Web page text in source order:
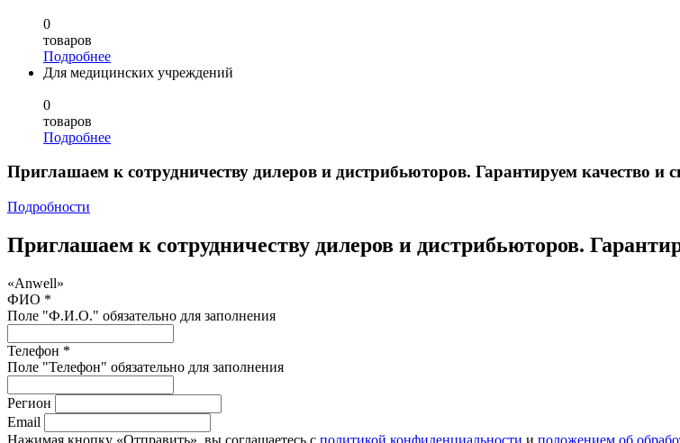
0
товаров
Подробнее
Для медицинских учреждений
0
товаров
Подробнее
Приглашаем к сотрудничеству дилеров и дистрибьюторов. Гарантируем качество и
Подробности
Приглашаем к сотрудничеству дилеров и дистрибьюторов.
«Anwell»
ФИО *
Поле "Ф.И.О." обязательно для заполнения
Телефон *
Поле "Телефон" обязательно для заполнения
Регион
Email
Нажимая кнопку «Отправить», вы соглашаетесь с политикой конфиденциальности и положением об